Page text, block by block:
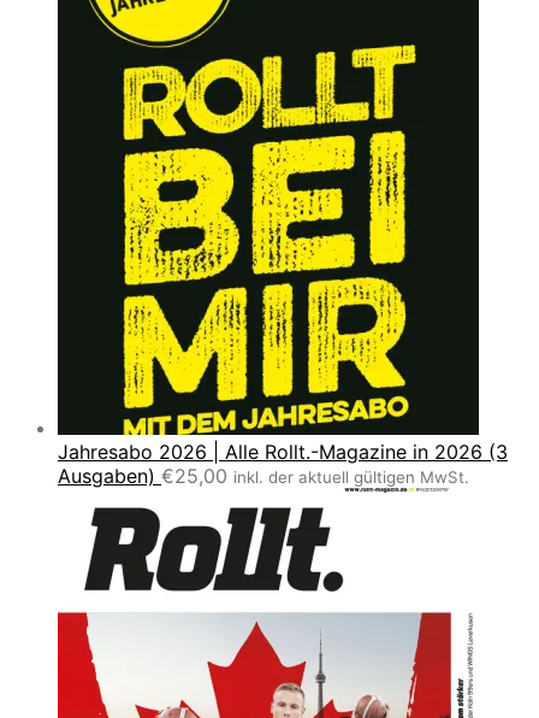
Jahresabo 2026 | Alle Rollt.-Magazine in 2026 (3
Ausgaben) €25,00 inkl. der aktuell gültigen MwSt.